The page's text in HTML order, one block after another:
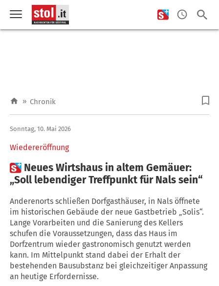
» Chronik
Wiedereröffnung
Sonntag, 10. Mai 2026
 Neues Wirtshaus in altem Gemäuer:
„Soll lebendiger Treffpunkt für Nals sein“
Anderenorts schließen Dorfgasthäuser, in Nals öffnete
im historischen Gebäude der neue Gastbetrieb „Solis“.
Lange Vorarbeiten und die Sanierung des Kellers
schufen die Voraussetzungen, dass das Haus im
Dorfzentrum wieder gastronomisch genutzt werden
kann. Im Mittelpunkt stand dabei der Erhalt der
bestehenden Bausubstanz bei gleichzeitiger Anpassung
an heutige Erfordernisse.